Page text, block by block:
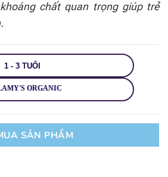
chất quan trọng giúp trẻ
1 - 3 TUỔI
ORGANIC
SẢN PHẨM